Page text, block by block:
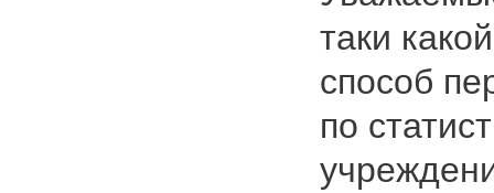
таки
способ
по